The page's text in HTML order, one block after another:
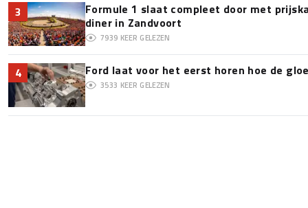
3
Formule 1 slaat compleet door met
diner in Zandvoort
7939 KEER GELEZEN
4 Ford laat voor het eerst horen hoe de
3533 KEER GELEZEN